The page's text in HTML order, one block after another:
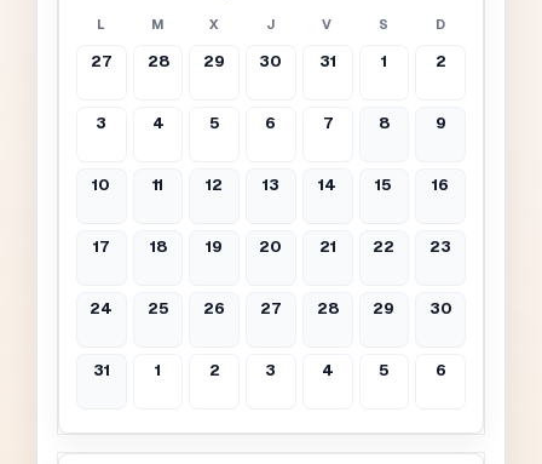
L M X J V S D
27 28 29 30 31 1 2
3 4 5 6 7 8 9
10 11 12 13 14 15 16
17 18 19 20 21 22 23
24 25 26 27 28 29 30
31 1 2 3 4 5 6